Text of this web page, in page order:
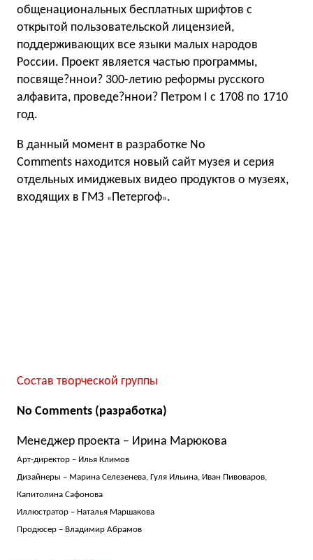
общенациональных бесплатных шрифтов с
открытой пользовательской лицензией,
поддерживающих все языки малых народов
России. Проект является частью программы,
посвяще?ннои? 300-летию реформы русского
алфавита, проведе?ннои? Петром I с 1708 по 1710
год.
В данный момент в разработке No
Comments находится новый сайт музея и серия
отдельных имиджевых видео продуктов о музеях,
входящих в ГМЗ «Петергоф».
Состав творческой группы
No Comments (разработка)
Менеджер проекта – Ирина Марюкова
Арт-директор – Илья Климов
Дизайнеры – Марина Селезенева, Гуля Ильина, Иван Пивоваров,
Капитолина Сафонова
Иллюстратор – Наталья Маршакова
Продюсер – Владимир Абрамов